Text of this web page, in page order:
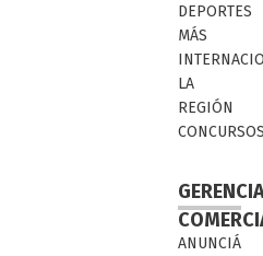
DEPORTES
MÁS
LA
REGIÓN
ANUNCIÁ